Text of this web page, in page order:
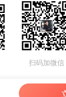
扫码加微信